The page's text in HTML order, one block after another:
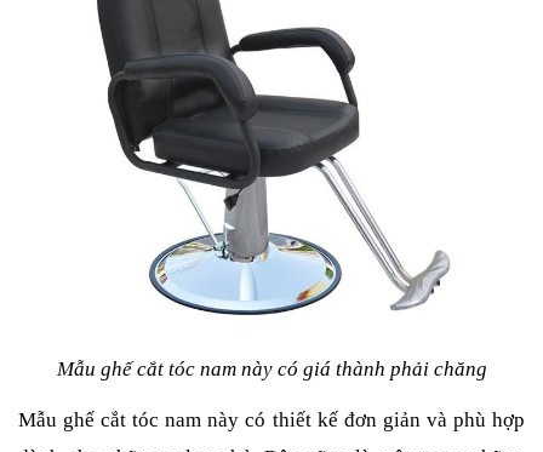
Mẫu ghế cắt tóc nam này có giá thành phải chăng
Mẫu ghế cắt tóc nam này có thiết kế đơn giản và phù hợp